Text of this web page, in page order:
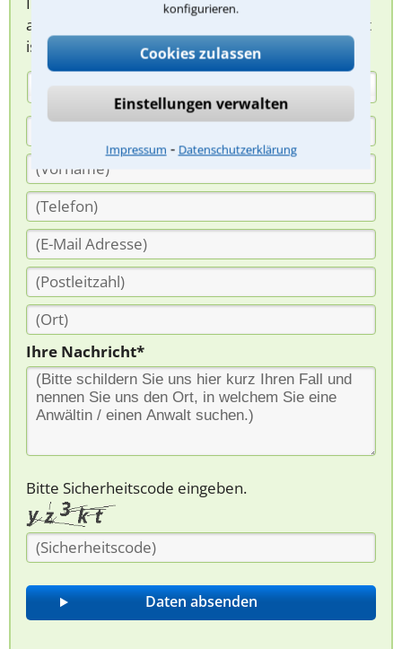
konfigurieren.
Cookies zulassen
Einstellungen verwalten
Impressum ⁃ Datenschutzerklärung
abzuklären. Die Rückmeldung durch einen Anwalt
ist für Sie kostenlos.
(Anrede)
Ihre Nachricht*
Bitte Sicherheitscode eingeben.